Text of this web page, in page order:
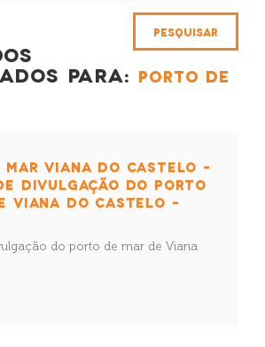
PARA: PORTO DE
MAR VIANA DO CASTELO –
DIVULGAÇÃO DO PORTO
VIANA DO CASTELO –
do porto de mar de Viana